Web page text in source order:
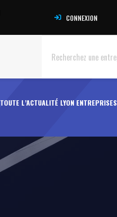
CONNEXION
TOUTE L’ACTUALITÉ LYON ENTREPRISES